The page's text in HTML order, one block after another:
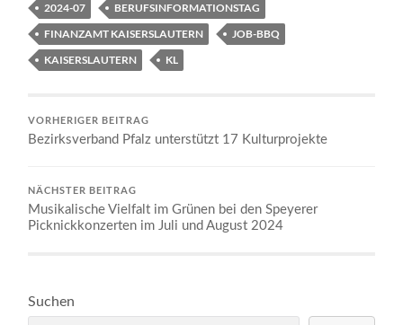
2024-07
BERUFSINFORMATIONSTAG
FINANZAMT KAISERSLAUTERN
JOB-BBQ
KAISERSLAUTERN
KL
VORHERIGER BEITRAG
Bezirksverband Pfalz unterstützt 17 Kulturprojekte
NÄCHSTER BEITRAG
Musikalische Vielfalt im Grünen bei den Speyerer
Picknickkonzerten im Juli und August 2024
Suchen